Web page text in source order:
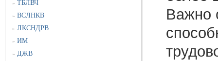
» ТБЛВЧ
» ВСЛНКВ
» ЛКСНДРВ
» ИМ
» ДЖВ
Важно